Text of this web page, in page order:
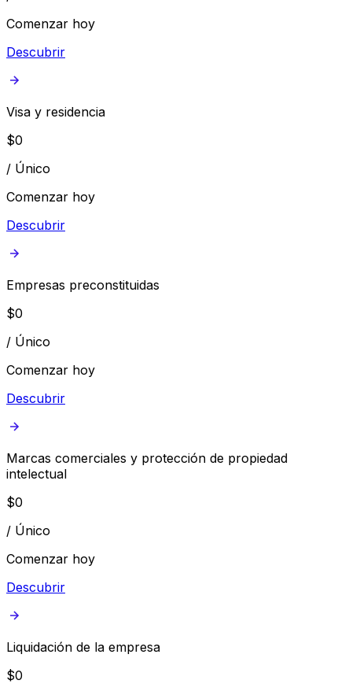
Comenzar hoy
Descubrir
Visa y residencia
$0
/ Único
Comenzar hoy
Descubrir
Empresas preconstituidas
$0
/ Único
Comenzar hoy
Descubrir
Marcas comerciales y protección de propiedad
intelectual
$0
/ Único
Comenzar hoy
Descubrir
Liquidación de la empresa
$0